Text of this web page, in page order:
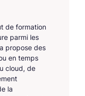
de formation
parmi les
propose des
en temps
cloud, de
la